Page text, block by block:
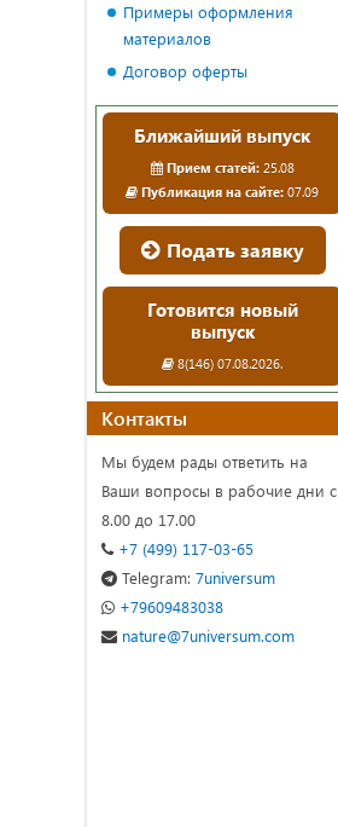
Примеры оформления
материалов
Договор оферты
Ближайший выпуск
Прием статей:25.08
Публикация на сайте: 07.09
Подать заявку
Готовится новый
выпуск
8(146) 07.08.2026.
Контакты
Мы будем рады ответить на
Ваши вопросы в рабочие дни с
8.00 до 17.00
+7 (499) 117-03-65
Telegram: 7universum
+79609483038
nature@7universum.com